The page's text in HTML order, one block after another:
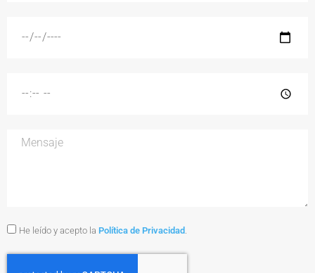
He leído y acepto la Política de Privacidad .